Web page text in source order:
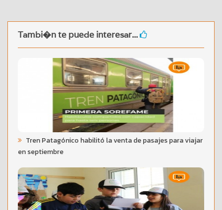
Tambi�n te puede interesar...
Tren Patagónico habilitó la venta de pasajes para viajar
en septiembre